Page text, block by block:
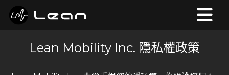
Lean Mobility Inc. 隱私權政策